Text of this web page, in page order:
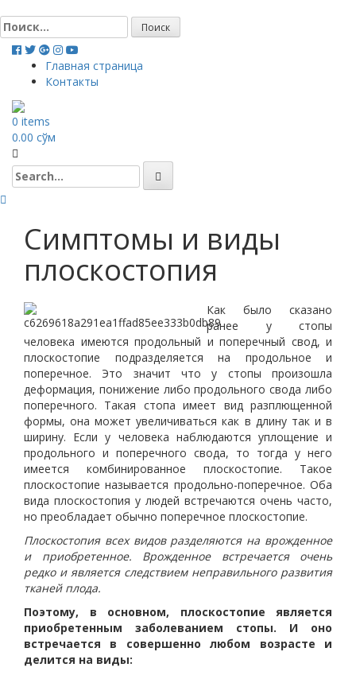
to
content
Найти:
Главная страница
Контакты
0 items
0.00 сўм
Search
for:
Симптомы и виды
плоскостопия
Как было сказано
ранее у стопы
человека имеются продольный и поперечный свод, и
плоскостопие подразделяется на продольное и
поперечное. Это значит что у стопы произошла
деформация, понижение либо продольного свода либо
поперечного. Такая стопа имеет вид разплющенной
формы, она может увеличиваться как в длину так и в
ширину. Если у человека наблюдаются уплощение и
продольного и поперечного свода, то тогда у него
имеется комбинированное плоскостопие. Такое
плоскостопие называется продольно-поперечное. Оба
вида плоскостопия у людей встречаются очень часто,
но преобладает обычно поперечное плоскостопие.
Плоскостопия всех видов разделяются на врожденное
и приобретенное. Врожденное встречается очень
редко и является следствием неправильного развития
тканей плода.
Поэтому, в основном, плоскостопие является
приобретенным заболеванием стопы. И оно
встречается в совершенно любом возрасте и
делится на виды: